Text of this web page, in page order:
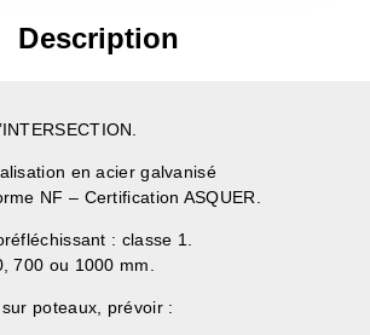
Description
en acier galvanisé
NF – Certification ASQUER.
: classe 1.
700 ou 1000 mm.
poteaux, prévoir :